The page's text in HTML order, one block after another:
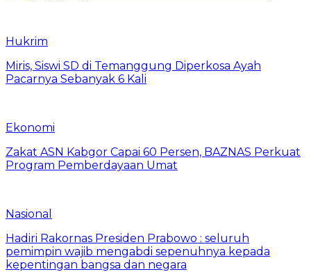
Hukrim
Miris, Siswi SD di Temanggung Diperkosa Ayah
Pacarnya Sebanyak 6 Kali
Ekonomi
Zakat ASN Kabgor Capai 60 Persen, BAZNAS Perkuat
Program Pemberdayaan Umat
Nasional
Hadiri Rakornas Presiden Prabowo : seluruh
pemimpin wajib mengabdi sepenuhnya kepada
kepentingan bangsa dan negara